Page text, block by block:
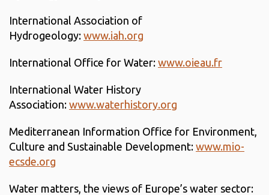
International Association of
Hydrogeology: www.iah.org
International Office for Water: www.oieau.fr
International Water History
Association: www.waterhistory.org
Mediterranean Information Office for Environment,
Culture and Sustainable Development: www.mio-
ecsde.org
Water matters, the views of Europe’s water sector: